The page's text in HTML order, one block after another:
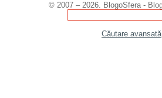
© 2007 – 2026. BlogoSfera -
Căutare avansată